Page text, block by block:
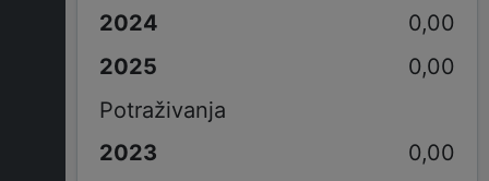
0,00
0,00
Potraživanja
0,00